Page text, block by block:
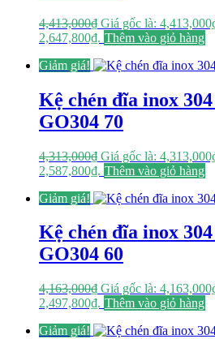
4,413,000₫ Giá gốc là:
2,647,800₫. Thêm vào giỏ hàng
Giảm giá!
Kệ chén đĩa inox
GO304 70
4,313,000₫ Giá gốc là:
2,587,800₫. Thêm vào giỏ hàng
Giảm giá!
Kệ chén đĩa inox
GO304 60
4,163,000₫ Giá gốc là:
2,497,800₫. Thêm vào giỏ hàng
Giảm giá!